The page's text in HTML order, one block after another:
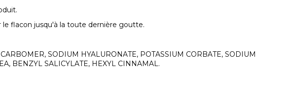
flacon jusqu'à la toute dernière goutte.
SODIUM HYALURONATE, POTASSIUM CORBATE, SODIUM
BENZYL SALICYLATE, HEXYL CINNAMAL.